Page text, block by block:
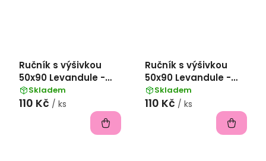
Ručník s výšivkou
50x90 Levandule -
Vanilková
Skladem
110 Kč / ks
Ručník s výšivkou
50x90 Levandule -
Starorůžová
Skladem
110 Kč / ks